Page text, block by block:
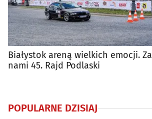
Białystok areną wielkich emocji. Za
nami 45. Rajd Podlaski
POPULARNE DZISIAJ